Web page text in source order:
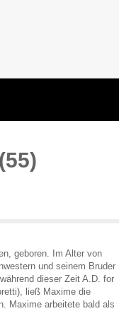
geboren. Im Alter von
und seinem Bruder
dieser Zeit A.D. for
ließ Maxime die
Maxime arbeitete bald als